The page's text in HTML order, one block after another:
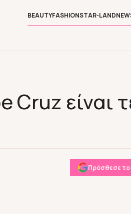
BEAUTYFASHIONSTAR-LAND
είναι
Πρόσθεσε το